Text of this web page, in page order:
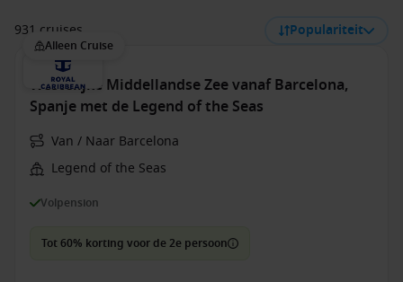
931 cruises Populariteit
Alleen Cruise
Westelijke Middellandse Zee vanaf Barcelona,
Spanje met de Legend of the Seas
Van / Naar Barcelona
Legend of the Seas
Volpension
Tot 60% korting voor de 2e persoon